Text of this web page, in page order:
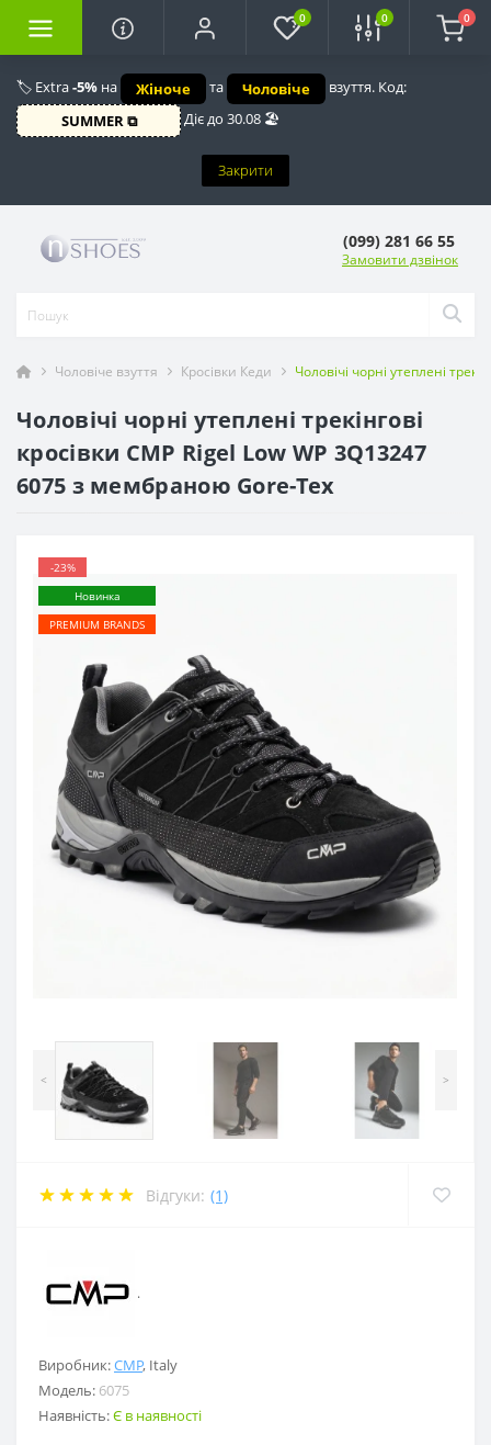
🏷️ Extra-5% на Жіноче та Чоловіче
взуття. Код:
SUMMER ⧉
Діє до 30.08 🏖️
Закрити
0 0 0
(099) 281 66 55
Замовити дзвінок
Чоловіче взуття Кросівки Кеди Чоловічі чорні утеплені
Чоловічі чорні утеплені трекінгові
кросівки CMP Rigel Low WP 3Q13247
6075 з мембраною Gore-Tex
-23%
Новинка
PREMIUM BRANDS
< >
Відгуки: (1)
Виробник:CMP, Italy
Модель: 6075
Наявність:Є в наявності
.